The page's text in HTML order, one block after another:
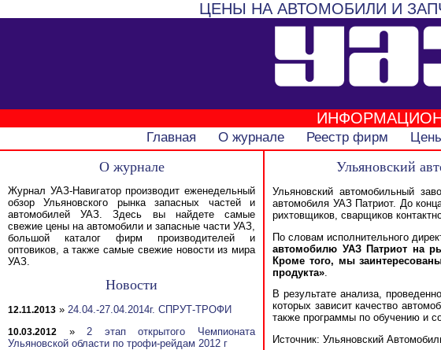
ЦЕНЫ НА АВТОМОБИЛИ И
Главная О журнале Реестр фирм
О журнале
Журнал УАЗ-Навигатор производит еженедельный
обзор Ульяновского рынка запасных частей и
автомобилей УАЗ. Здесь вы найдете самые
свежие цены на автомобили и запасные части УАЗ,
большой каталог фирм производителей и
оптовиков, а также самые свежие новости из мира
УАЗ.
Новости
12.11.2013 » 24.04.-27.04.2014г. СПРУТ-ТРОФИ
10.03.2012 » 2 этап открытого Чемпионата
Ульяновской области по трофи-рейдам 2012 г
Ульяновский
Ульяновский автомобильный
автомобиля УАЗ Патриот. До
рихтовщиков, сварщиков
По словам исполнительного
автомобилю УАЗ Патриот на
Кроме того, мы
продукта»
В результате анализа,
которых зависит качество
также программы по обучению и
Источник: Ульяновский